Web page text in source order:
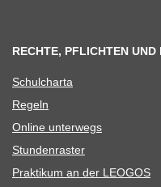
RECHTE, PFLICHTEN UND
Schul­charta
Regeln
Online unter­wegs
Stun­den­ras­ter
Prak­ti­kum an der LEOGOS